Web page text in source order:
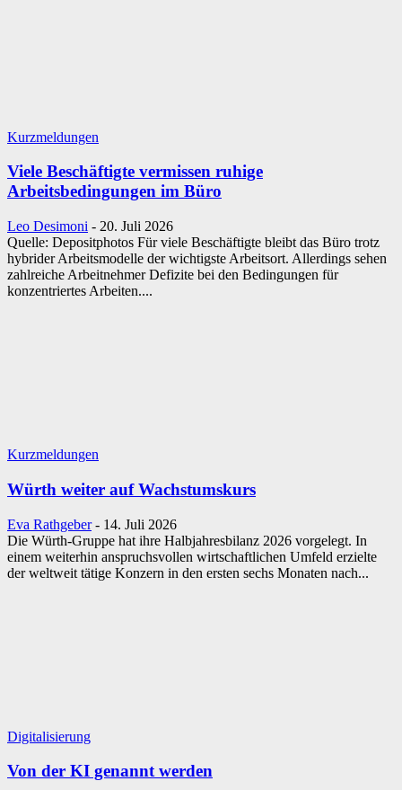
Kurzmeldungen
Viele Beschäftigte vermissen ruhige
Arbeitsbedingungen im Büro
Leo Desimoni - 20. Juli 2026
Quelle: Depositphotos Für viele Beschäftigte bleibt das Büro trotz
hybrider Arbeitsmodelle der wichtigste Arbeitsort. Allerdings sehen
zahlreiche Arbeitnehmer Defizite bei den Bedingungen für
konzentriertes Arbeiten....
Kurzmeldungen
Würth weiter auf Wachstumskurs
Eva Rathgeber - 14. Juli 2026
Die Würth-Gruppe hat ihre Halbjahresbilanz 2026 vorgelegt. In
einem weiterhin anspruchsvollen wirtschaftlichen Umfeld erzielte
der weltweit tätige Konzern in den ersten sechs Monaten nach...
Digitalisierung
Von der KI genannt werden